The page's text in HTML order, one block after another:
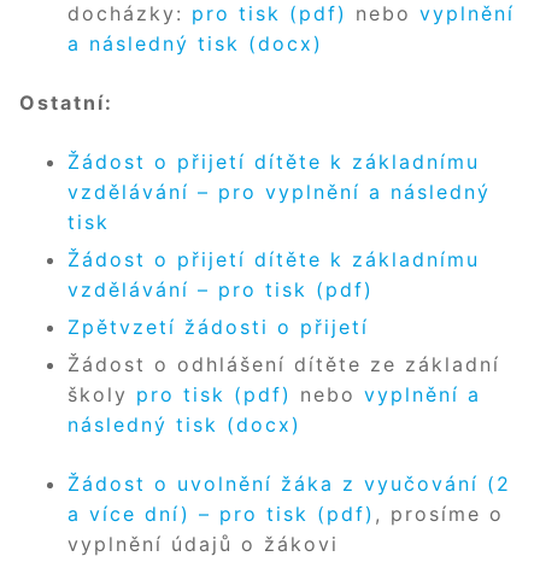
docházky: pro tisk (pdf) nebo vyplnění
a následný tisk (docx)
Ostatní:
Žádost o přijetí dítěte k základnímu
vzdělávání – pro vyplnění a následný
tisk
Žádost o přijetí dítěte k základnímu
vzdělávání – pro tisk (pdf)
Zpětvzetí žádosti o přijetí
Žádost o odhlášení dítěte ze základní
školy pro tisk (pdf) nebo vyplnění a
následný tisk (docx)
Žádost o uvolnění žáka z vyučování (2
a více dní) – pro tisk (pdf) , prosíme o
vyplnění údajů o žákovi